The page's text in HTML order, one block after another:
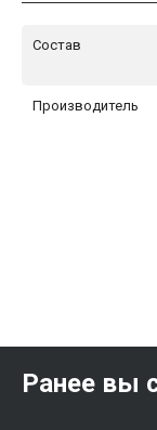
Состав
Производитель
Ранее вы